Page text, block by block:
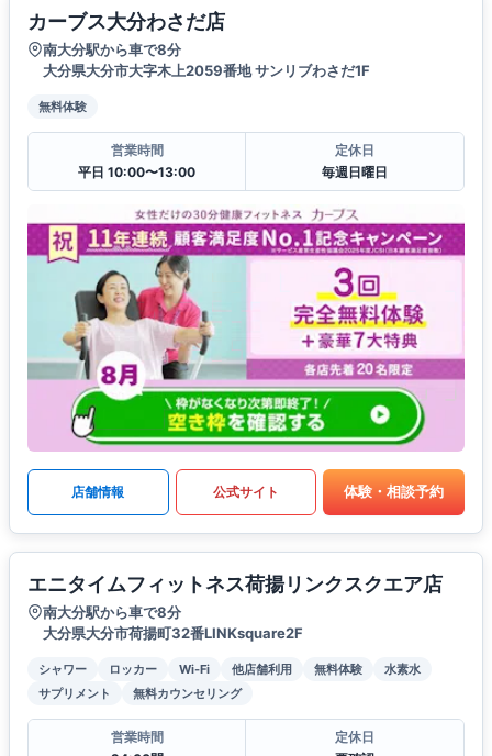
カーブス大分わさだ店
南大分駅から車で8分
大分県大分市大字木上2059番地 サンリブわさだ1F
無料体験
営業時間
平日 10:00〜13:00
定休日
毎週日曜日
店舗情報 公式サイト 体験・相談予約
エニタイムフィットネス荷揚リンクスクエア店
南大分駅から車で8分
大分県大分市荷揚町32番LINKsquare2F
シャワー ロッカー Wi-Fi 他店舗利用 無料体験
水素水
サプリメント
無料カウンセリング
営業時間
定休日